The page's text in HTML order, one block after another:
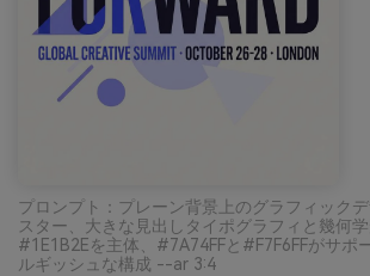
プロンプト：プレーン背景上のグラフィック
スター、大きな見出しタイポグラフィと幾何
#1E1B2Eを主体、#7A74FFと#F7F6FFがサポ
ルギッシュな構成 --ar 3:4